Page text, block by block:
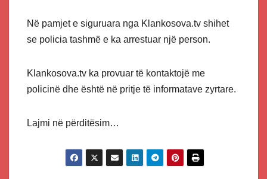
Në pamjet e siguruara nga Klankosova.tv shihet
se policia tashmë e ka arrestuar një person.
Klankosova.tv ka provuar të kontaktojë me
policinë dhe është në pritje të informatave zyrtare.
Lajmi në përditësim…